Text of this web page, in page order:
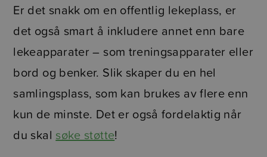
Er det snakk om en offentlig lekeplass, er
det også smart å inkludere annet enn bare
lekeapparater – som treningsapparater eller
bord og benker. Slik skaper du en hel
samlingsplass, som kan brukes av flere enn
kun de minste. Det er også fordelaktig når
du skal søke støtte!